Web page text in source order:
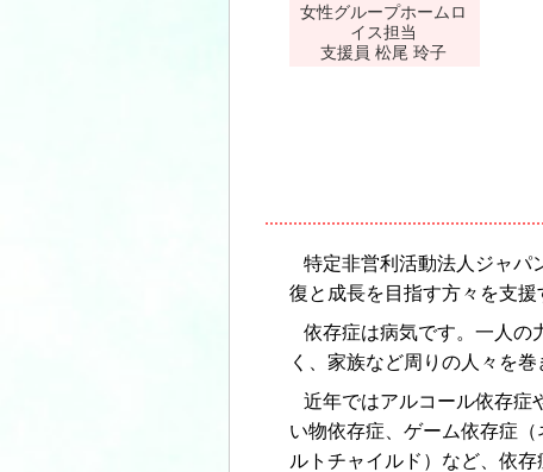
女性グループホームロ
イス担当
支援員 松尾 玲子
特定非営利活動法人ジャパ
復と成長を目指す方々を支援
依存症は病気です。一人の
く、家族など周りの人々を
近年ではアルコール依存症
い物依存症、ゲーム依存症
ルトチャイルド）など、依